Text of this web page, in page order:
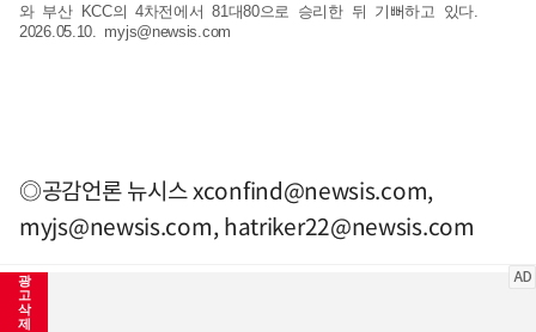
와 부산 KCC의 4차전에서 81대80으로 승리한 뒤 기뻐하고 있다.
2026.05.10. myjs@newsis.com
◎공감언론 뉴시스xconfind@newsis.com,
myjs@newsis.com,hatriker22@newsis.com
광
고
삭
제